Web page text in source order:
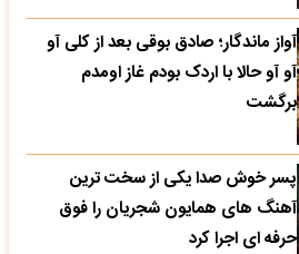
آواز ماندگار؛ صادق بوقی بعد از کلی آو
آو آو حالا با اردک بودم غاز اومدم
برگشت
پسر خوش صدا یکی از سخت ترین
آهنگ های همایون شجریان را فوق
حرفه ای اجرا کرد